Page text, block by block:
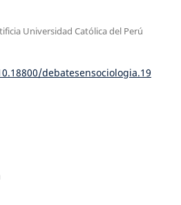
Universidad Católica del Perú
debatesensociologia.19